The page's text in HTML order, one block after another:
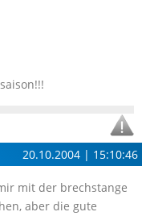
20.10.2004 | 15:10:46
mit der brechstange
aber die gute